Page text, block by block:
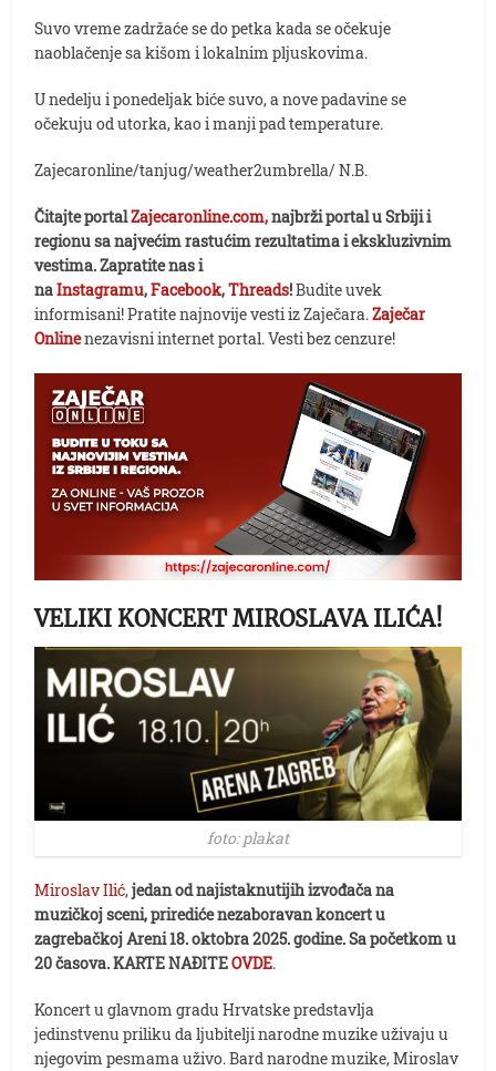
Suvo vreme zadržaće se do petka kada se očekuje
naoblačenje sa kišom i lokalnim pljuskovima.
U nedelju i ponedeljak biće suvo, a nove padavine se
očekuju od utorka, kao i manji pad temperature.
Zajecaronline/tanjug/weather2umbrella/ N.B.
Čitajte portalZajecaronline.com,najbrži portal u Srbiji i
regionu sa najvećim rastućim rezultatima i ekskluzivnim
vestima. Zapratite nas i
naInstagramu,Facebook,Threads!Budite uvek
informisani! Pratite najnovije vesti iz Zaječara.Zaječar
Onlinenezavisni internet portal. Vesti bez cenzure!
VELIKI KONCERT MIROSLAVA ILIĆA!
foto: plakat
Miroslav Ilić,jedan od najistaknutijih izvođača na
muzičkoj sceni, prirediće nezaboravan koncert u
zagrebačkoj Areni 18. oktobra 2025. godine. Sa početkom u
20 časova.KARTE NAĐITEOVDE.
Koncert u glavnom gradu Hrvatske predstavlja
jedinstvenu priliku da ljubitelji narodne muzike uživaju u
njegovim pesmama uživo. Bard narodne muzike, Miroslav